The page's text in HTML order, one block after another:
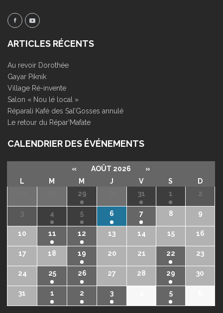
ARTICLES RÉCENTS
Au revoir Dorothée
Gayar Piknik
Village Ré-invente
Salon « Nou lé local »
Réparali Kafé des Sal’Gosses annulé
Le retour du Répar’Mafate
CALENDRIER DES ÉVÉNEMENTS
« AOÛT 2026
»
L
M M J V S
D
29 31 1 2
3 4 5 6 7 8 9
10 11 12 13 14 15 16
17 18 19 20 21 22 23
24 25 26 27 28 29 30
31 1 2 3 5